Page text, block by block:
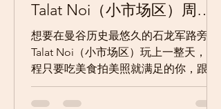
Talat Noi（小市场区）周边
最好玩、好吃又好拍的景点
及美食一次介绍给你
想要在曼谷历史最悠久的石龙军路旁的
Talat Noi（小市场区）玩上一整天，全
程只要吃美食拍美照就满足的你，跟着
本文走就对了！ 吃美食拍美照之前，你
可以先了解一下石龙军路历史 和曼谷中